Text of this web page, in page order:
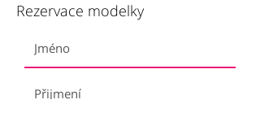
Rezervace modelky